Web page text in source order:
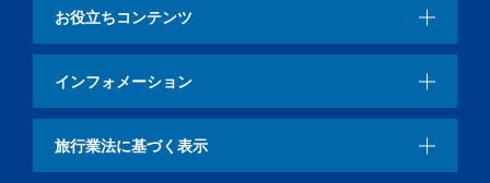
お役立ちコンテンツ
インフォメーション
旅行業法に基づく表示